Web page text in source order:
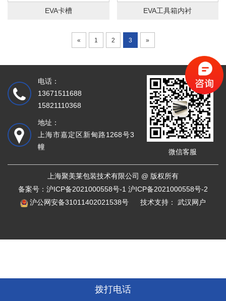
EVA卡槽 EVA工具箱内衬
« 1 2 3 »
电话：
13671511688
15821110368
地址：
上海市嘉定区新甸路1268号3
幢
微信客服
上海聚美莱包装技术有限公司 @ 版权所有
备案号： 沪ICP备2021000558号-1 沪ICP备2021000558号-2
沪公网安备31011402021538号
技术支持： 武汉网户
拨打电话